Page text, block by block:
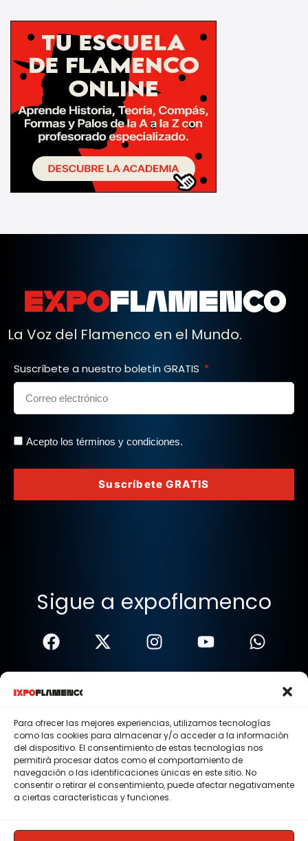
Para ofrecer las mejores experiencias, utilizamos tecnologías
como las cookies para almacenar y/o acceder a la información
del dispositivo. El consentimiento de estas tecnologías nos
permitirá procesar datos como el comportamiento de
navegación o las identificaciones únicas en este sitio. No
consentir o retirar el consentimiento, puede afectar negativamente
a ciertas características y funciones.
La Voz del Flamenco en el Mundo.
Suscríbete a nuestro boletín GRATIS
Acepto los términos y condiciones.
Suscríbete GRATIS
Sigue a expoflamenco
Términos Y Condiciones
Política De Privacidad
Política De Cookies
Aviso Legal
© 2015 - 2026 . Todos los derechos reservados.